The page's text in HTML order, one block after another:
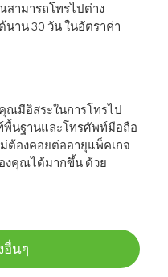
สามารถโทรไปต่าง
าน 30 วัน ในอัตราค่า
ณมีอิสระในการโทรไป
พื้นฐานและโทรศัพท์มือถือ
ต้องคอยต่ออายุแพ็คเกจ
งคุณได้มากขึ้น ด้วย
อื่นๆ